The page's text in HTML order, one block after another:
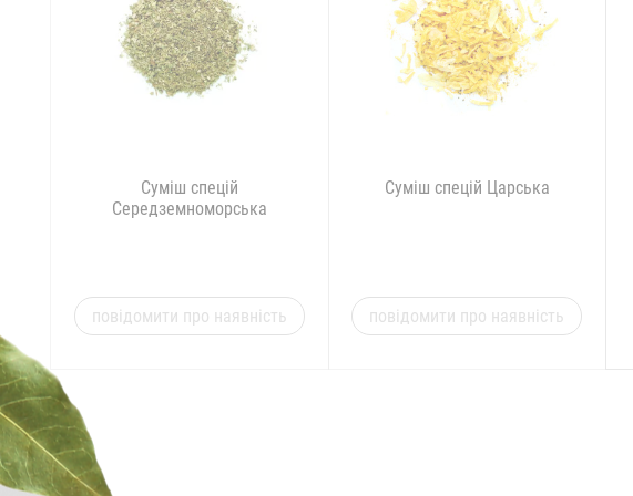
Суміш спецій
Середземноморська
повідомити про наявність
Суміш спецій Царська
повідомити про наявність